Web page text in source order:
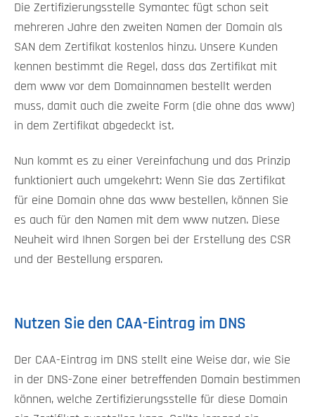
Die Zertifizierungsstelle Symantec fügt schon seit
mehreren Jahre den zweiten Namen der Domain als
SAN dem Zertifikat kostenlos hinzu. Unsere Kunden
kennen bestimmt die Regel, dass das Zertifikat mit
dem www vor dem Domainnamen bestellt werden
muss, damit auch die zweite Form (die ohne das www)
in dem Zertifikat abgedeckt ist.
Nun kommt es zu einer Vereinfachung und das Prinzip
funktioniert auch umgekehrt: Wenn Sie das Zertifikat
für eine Domain ohne das www bestellen, können Sie
es auch für den Namen mit dem www nutzen. Diese
Neuheit wird Ihnen Sorgen bei der Erstellung des CSR
und der Bestellung ersparen.
Nutzen Sie den CAA-Eintrag im DNS
Der CAA-Eintrag im DNS stellt eine Weise dar, wie Sie
in der DNS-Zone einer betreffenden Domain bestimmen
können, welche Zertifizierungsstelle für diese Domain